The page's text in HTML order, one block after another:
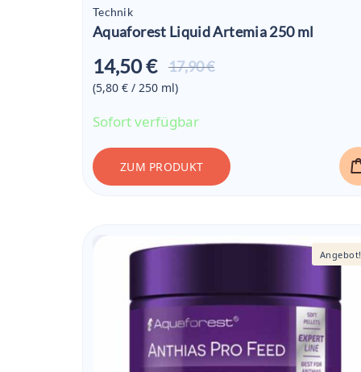
Technik
Aquaforest Liquid Artemia 250 ml
17,90 €
14,50 €
Aktueller
(5,80 € / 250 ml)
Sofort verfügbar
ZUM PRODUKT
Angebot!